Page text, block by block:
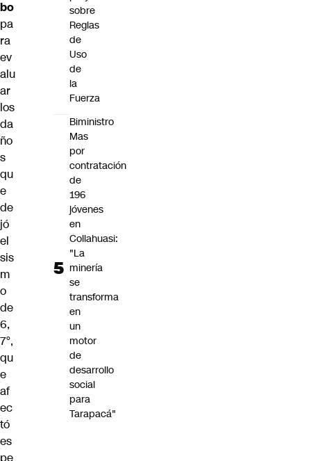
bo
pa
ra
ev
alu
ar
los
da
ño
s
qu
e
de
jó
el
sis
m
o
de
6,
7°,
qu
e
af
ec
tó
es
pe
sobre
Reglas
de
Uso
de
la
Fuerza
Biministro
Mas
por
contratación
de
196
jóvenes
en
Collahuasi:
"La
minería
se
transforma
en
un
motor
de
desarrollo
social
para
Tarapacá"